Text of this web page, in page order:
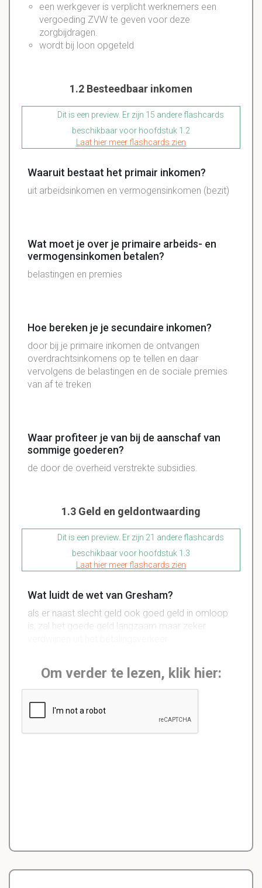
een werkgever is verplicht werknemers een
vergoeding ZVW te geven voor deze
zorgbijdragen.
wordt bij loon opgeteld
1.2 Besteedbaar inkomen
Dit is een preview. Er zijn 15 andere flashcards
beschikbaar voor hoofdstuk 1.2
Laat hier meer flashcards zien
Waaruit bestaat het primair inkomen?
uit arbeidsinkomen en vermogensinkomen (bezit)
Wat moet je over je primaire arbeids- en
vermogensinkomen betalen?
belastingen en premies
Hoe bereken je je secundaire inkomen?
door bij je primaire inkomen de ontvangen
overdrachtsinkomens op te tellen en daar
vervolgens de belastingen en de sociale premies
van af te treken
Waar profiteer je van bij de aanschaf van
sommige goederen?
de door de overheid verstrekte subsidies.
1.3 Geld en geldontwaarding
Dit is een preview. Er zijn 21 andere flashcards
beschikbaar voor hoofdstuk 1.3
Laat hier meer flashcards zien
Wat luidt de wet van Gresham?
als er naast slecht geld ook goed geld in omloop
is, zal het goede geld langzaam maar zeker
Om verder te lezen, klik hier: